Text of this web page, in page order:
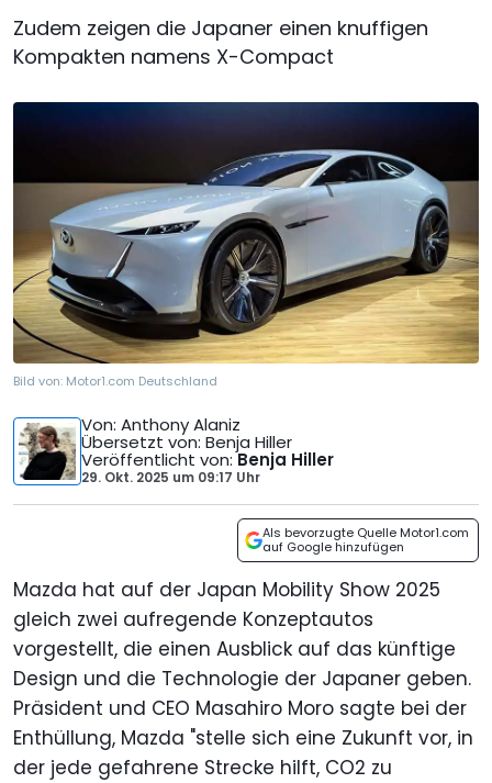
Zudem zeigen die Japaner einen knuffigen
Kompakten namens X-Compact
Bild von: Motor1.com Deutschland
Von: Anthony Alaniz
Übersetzt von: Benja Hiller
Veröffentlicht von:Benja Hiller
29. Okt. 2025 um 09:17 Uhr
Als bevorzugte Quelle Motor1.com
auf Google hinzufügen
Mazda hat auf der Japan Mobility Show 2025
gleich zwei aufregende Konzeptautos
vorgestellt, die einen Ausblick auf das künftige
Design und die Technologie der Japaner geben.
Präsident und CEO Masahiro Moro sagte bei der
Enthüllung, Mazda "stelle sich eine Zukunft vor, in
der jede gefahrene Strecke hilft, CO2 zu